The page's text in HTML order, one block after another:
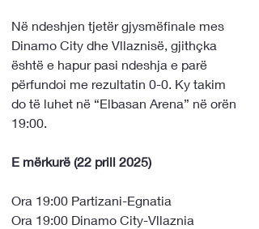
Në ndeshjen tjetër gjysmëfinale mes
Dinamo City dhe Vllaznisë, gjithçka
është e hapur pasi ndeshja e parë
përfundoi me rezultatin 0-0. Ky takim
do të luhet në “Elbasan Arena” në orën
19:00.
E mërkurë (22 prill 2025)
Ora 19:00 Partizani-Egnatia
Ora 19:00 Dinamo City-Vllaznia